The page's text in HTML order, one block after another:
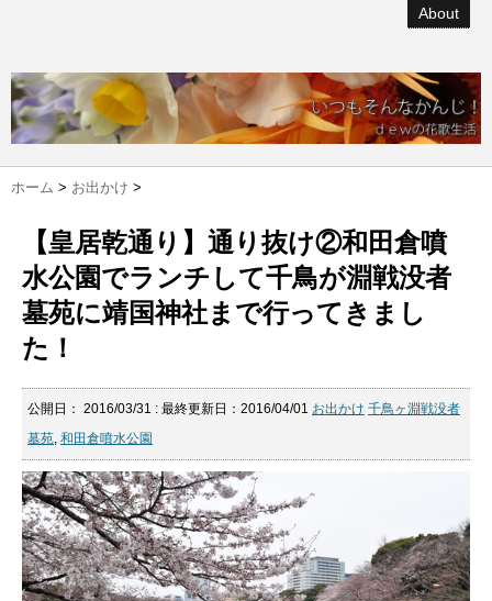
About
ホーム > お出かけ >
【皇居乾通り】通り抜け②和田倉噴
水公園でランチして千鳥が淵戦没者
墓苑に靖国神社まで行ってきまし
た！
公開日： 2016/03/31 : 最終更新日：2016/04/01 お出かけ 千鳥ヶ淵戦没者
墓苑, 和田倉噴水公園